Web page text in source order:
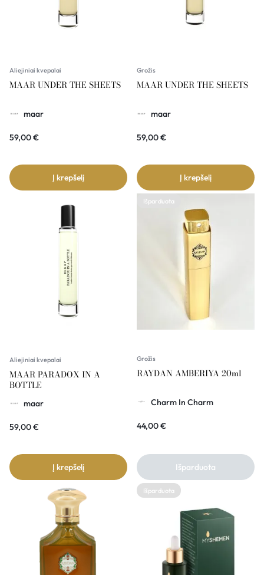
Aliejiniai kvepalai
MAAR UNDER THE SHEETS
maar
59,00€
Į krepšelį
Grožis
MAAR UNDER THE SHEETS
maar
59,00€
Į krepšelį
Aliejiniai kvepalai
MAAR PARADOX IN A
BOTTLE
maar
59,00€
Į krepšelį
Išparduota
Grožis
RAYDAN AMBERIYA 20ml
Charm In Charm
44,00€
Išparduota
Išparduota